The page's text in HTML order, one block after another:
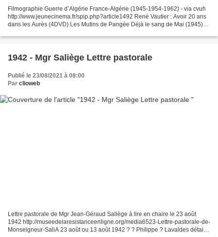
Filmographie Guerre d’Algérie France-Algérie (1945-1954-1962) - via cvuh
http://www.jeunecinema.fr/spip.php?article1492 René Vautier : Avoir 20 ans
dans les Aurès (4DVD) Les Mutins de Pangée Déjà le sang de Mai (1945)
1942 - Mgr Saliège Lettre pastorale
Publié le 23/08/2021 à 08:00
Par clioweb
Lettre pastorale de Mgr Jean-Géraud Saliège à lire en chaire le 23 août
1942 http://museedelaresistanceenligne.org/media6523-Lettre-pastorale-de-
Monseigneur-SaliA 23 août ou 13 août 1942 ? ? Philippe ? Lavaldes détails